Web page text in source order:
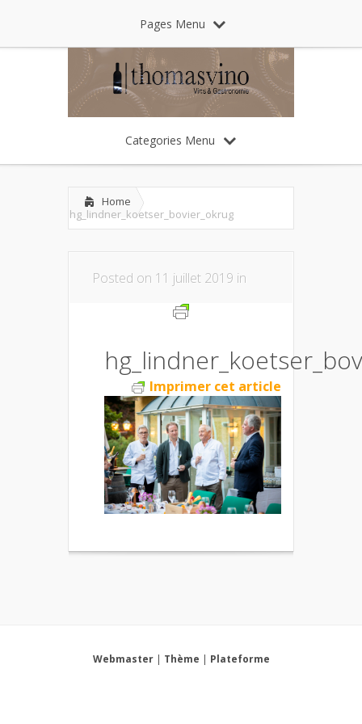
Pages Menu
Categories Menu
Home
hg_lindner_koetser_bovier_okrug
Posted on 11 juillet 2019 in
Imprimer cet article
Webmaster| Thème | Plateforme